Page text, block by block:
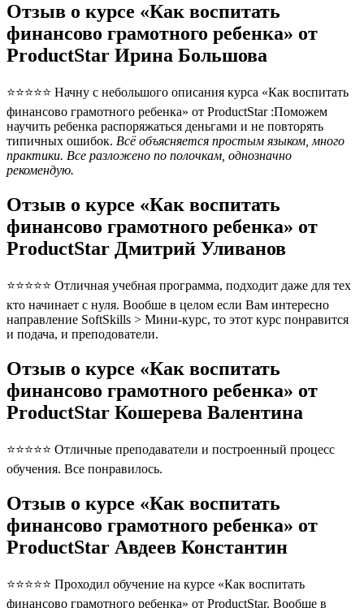
Отзыв о курсе «Как воспитать
финансово грамотного ребенка» от
ProductStar Ирина Большова
⭐⭐⭐⭐⭐ Начну с небольшого описания курса «Как воспитать
финансово грамотного ребенка» от ProductStar :Поможем
научить ребенка распоряжаться деньгами и не повторять
типичных ошибок. Всё объясняется простым языком, много
практики. Все разложено по полочкам, однозначно
рекомендую.
Отзыв о курсе «Как воспитать
финансово грамотного ребенка» от
ProductStar Дмитрий Уливанов
⭐⭐⭐⭐⭐ Отличная учебная программа, подходит даже для тех
кто начинает с нуля. Вообше в целом если Вам интересно
направление SoftSkills > Мини-курс, то этот курс понравится
и подача, и преподователи.
Отзыв о курсе «Как воспитать
финансово грамотного ребенка» от
ProductStar Кошерева Валентина
⭐⭐⭐⭐⭐ Отличные преподаватели и построенный процесс
обучения. Все понравилось.
Отзыв о курсе «Как воспитать
финансово грамотного ребенка» от
ProductStar Авдеев Константин
⭐⭐⭐⭐⭐ Проходил обучение на курсе «Как воспитать
финансово грамотного ребенка» от ProductStar. Вообще в